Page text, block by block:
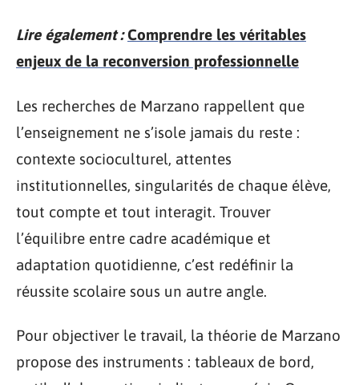
Lire également : Comprendre les véritables
enjeux de la reconversion professionnelle
Les recherches de Marzano rappellent que
l’enseignement ne s’isole jamais du reste :
contexte socioculturel, attentes
institutionnelles, singularités de chaque élève,
tout compte et tout interagit. Trouver
l’équilibre entre cadre académique et
adaptation quotidienne, c’est redéfinir la
réussite scolaire sous un autre angle.
Pour objectiver le travail, la théorie de Marzano
propose des instruments : tableaux de bord,